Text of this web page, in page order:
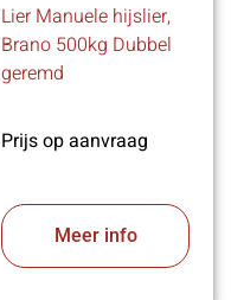
Lier Manuele hijslier,
Brano 500kg Dubbel
geremd
Prijs op aanvraag
Meer info